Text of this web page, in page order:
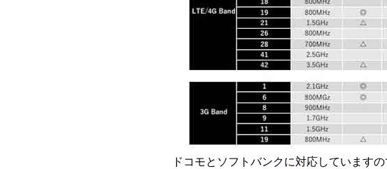
ドコモとソフトバンクに対応しています